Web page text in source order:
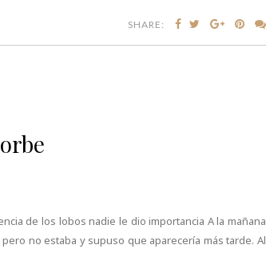
SHARE:
de los lobos nadie le dio importancia A la mañana
no estaba y supuso que aparecería más tarde. Al